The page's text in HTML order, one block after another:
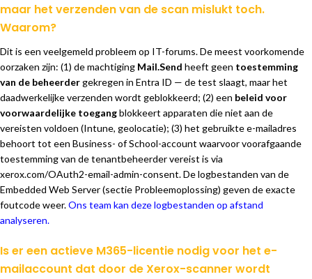
maar het verzenden van de scan mislukt toch.
Waarom?
Dit is een veelgemeld probleem op IT-forums. De meest voorkomende
oorzaken zijn: (1) de machtiging Mail.Send heeft geen toestemming
van de beheerdergekregen in Entra ID — de test slaagt, maar het
daadwerkelijke verzenden wordt geblokkeerd; (2) een beleid voor
voorwaardelijke toegangblokkeert apparaten die niet aan de
vereisten voldoen (Intune, geolocatie); (3) het gebruikte e-mailadres
behoort tot een Business- of School-account waarvoor voorafgaande
toestemming van de tenantbeheerder vereist is via
xerox.com/OAuth2-email-admin-consent. De logbestanden van de
Embedded Web Server (sectie Probleemoplossing) geven de exacte
foutcode weer.Ons team kan deze logbestanden op afstand
analyseren.
Is er een actieve M365-licentie nodig voor het e-
mailaccount dat door de Xerox-scanner wordt